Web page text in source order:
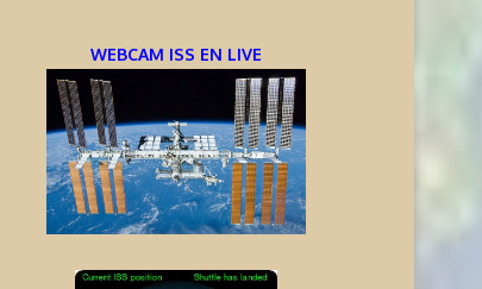
WEBCAM ISS EN LIVE